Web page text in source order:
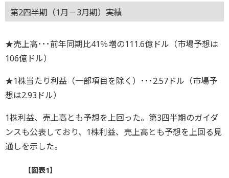
第2四半期（1月－3月期）実績
★売上高･･･前年同期比41％増の111.6億ドル（市場予想は
106億ドル）
★1株当たり利益（一部項目を除く）･･･2.57ドル（市場予
想は2.93ドル）
1株利益、売上高とも予想を上回った。第3四半期のガイダ
ンスも公表しており、1株利益、売上高とも予想を上回る見
通しを示した。
【図表1】